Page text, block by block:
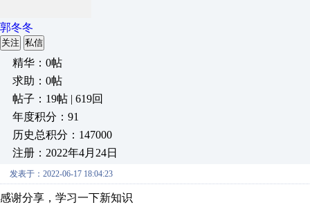
郭冬冬
关注 私信
精华：0帖
求助：0帖
帖子：19帖 | 619回
年度积分：91
历史总积分：147000
注册：2022年4月24日
发表于：2022-06-17 18:04:23
感谢分享，学习一下新知识